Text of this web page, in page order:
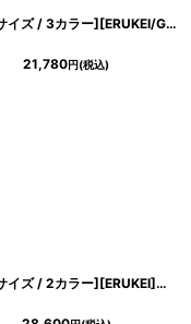
[ XS-Lサイズ / 3カラー][ERUKEI/GINZA COUTURE]ツイード・フリンジ・ノースリーブ・ビジューボタン・ポケット・Aライン・ミニドレス・ワンピース[送料無料]
21,780円(税込)
[ XS-Lサイズ / 2カラー][ERUKEI]パープル・グリーン・マーブル柄・Vネック・フロントスリット・Aライン・ノースリーブ・ロングドレス[山崎みどり着用][送料無料]mypl